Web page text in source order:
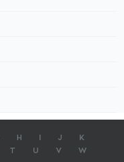
H J
K
T U V
W